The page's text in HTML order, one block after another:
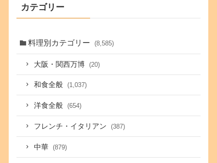
カテゴリー
料理別カテゴリー (8,585)
大阪・関西万博 (20)
和食全般 (1,037)
洋食全般 (654)
フレンチ・イタリアン (387)
中華 (879)